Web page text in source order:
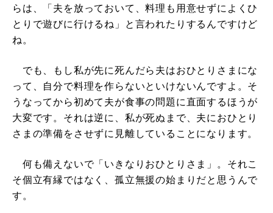
らは、「夫を放っておいて、料理も用意せずによくひ
とりで遊びに行けるね」と言われたりするんですけど
ね。
でも、もし私が先に死んだら夫はおひとりさまにな
って、自分で料理を作らないといけないんですよ。そ
うなってから初めて夫が食事の問題に直面するほうが
大変です。それは逆に、私が死ぬまで、夫におひとり
さまの準備をさせずに見離していることになります。
何も備えないで「いきなりおひとりさま」。それこ
そ個立有縁ではなく、孤立無援の始まりだと思うんで
す。